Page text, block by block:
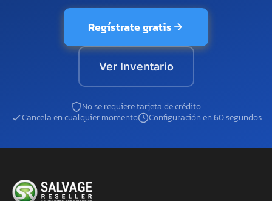
Regístrate gratis
Ver Inventario
No se requiere tarjeta de crédito
Cancela en cualquier momento
Configuración en 60 segundos